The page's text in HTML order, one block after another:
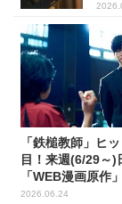
「鉄槌教師」ヒ
目！来週(6/29～)
「WEB漫画原作
2026.06.24